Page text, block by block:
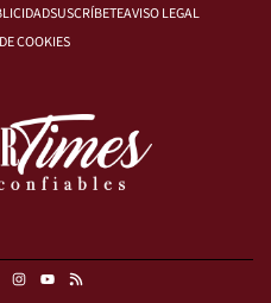
SUSCRÍBETEAVISO LEGAL
COOKIES
Instagram